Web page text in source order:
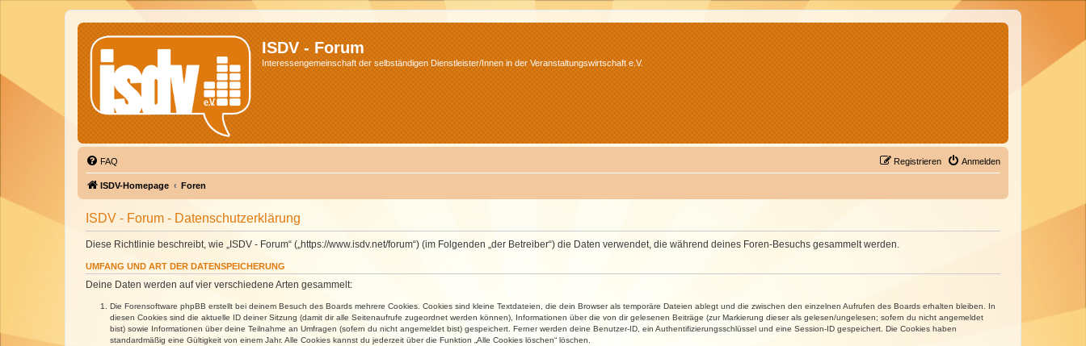
ISDV - Forum
Interessengemeinschaft der selbständigen Dienstleister/Innen in der Veranstaltungswirtschaft e.V.
FAQ Anmelden
Registrieren
ISDV-Homepage Foren
ISDV - Forum - Datenschutzerklärung
Diese Richtlinie beschreibt, wie „ISDV - Forum“ („https://www.isdv.net/forum“) (im Folgenden „der Betreiber“) die Daten verwendet, die während deines Foren-Besuchs gesammelt werden.
UMFANG UND ART DER DATENSPEICHERUNG
Deine Daten werden auf vier verschiedene Arten gesammelt:
Die Forensoftware phpBB erstellt bei deinem Besuch des Boards mehrere Cookies. Cookies sind kleine Textdateien, die dein Browser als temporäre Dateien ablegt und die zwischen den einzelnen Aufrufen des Boards erhalten bleiben. In
diesen Cookies sind die aktuelle ID deiner Sitzung (damit dir alle Seitenaufrufe zugeordnet werden können), Informationen über die von dir gelesenen Beiträge (zur Markierung dieser als gelesen/ungelesen; sofern du nicht angemeldet
bist) sowie Informationen über deine Teilnahme an Umfragen (sofern du nicht angemeldet bist) gespeichert. Ferner werden deine Benutzer-ID, ein Authentifizierungsschlüssel und eine Session-ID gespeichert. Die Cookies haben
standardmäßig eine Gültigkeit von einem Jahr. Alle Cookies kannst du jederzeit über die Funktion „Alle Cookies löschen“ löschen.